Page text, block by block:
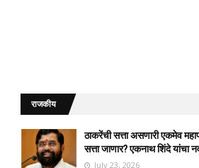
राजकीय
ठाकरेंची सत्ता असणारी एकमेव
सत्ता जाणार? एकनाथ शिंदे यांचा
July 23, 2026